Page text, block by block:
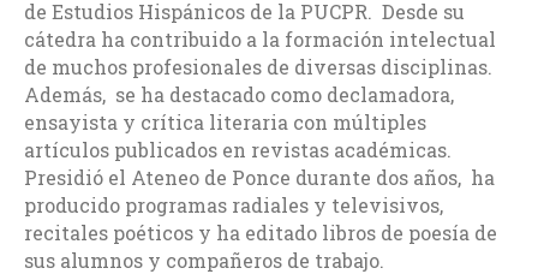
de Estudios Hispánicos de la PUCPR. Desde su
cátedra ha contribuido a la formación intelectual
de muchos profesionales de diversas disciplinas.
Además, se ha destacado como declamadora,
ensayista y crítica literaria con múltiples
artículos publicados en revistas académicas.
Presidió el Ateneo de Ponce durante dos años, ha
producido programas radiales y televisivos,
recitales poéticos y ha editado libros de poesía de
sus alumnos y compañeros de trabajo.